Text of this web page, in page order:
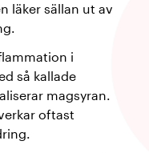
läker sällan ut av
i
så kallade
magsyran.
oftast